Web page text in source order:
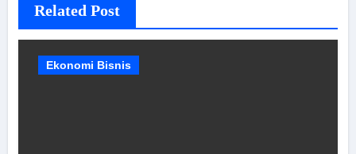
Related Post
Ekonomi Bisnis